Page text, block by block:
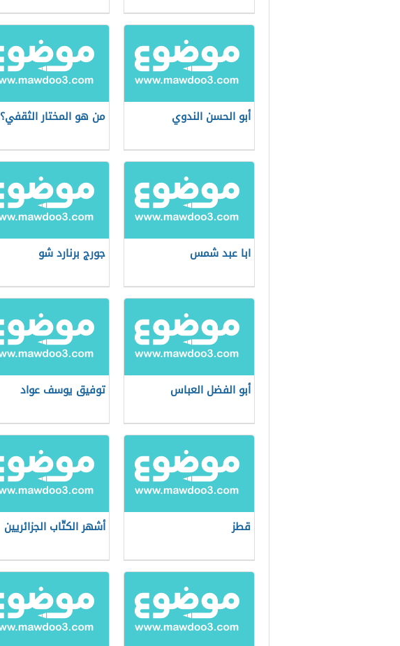
أبو الحسن الندوي من هو المختار الثقفي؟
ابا عبد شمس جورج برنارد شو
أبو الفضل العباس توفيق يوسف عواد
قطز أشهر الكتّاب الجزائريين